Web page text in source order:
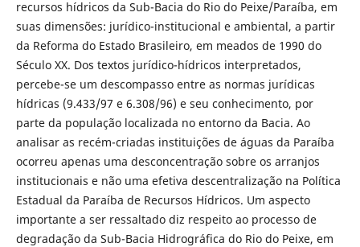
recursos hídricos da Sub-Bacia do Rio do Peixe/Paraíba, em
suas dimensões: jurídico-institucional e ambiental, a partir
da Reforma do Estado Brasileiro, em meados de 1990 do
Século XX. Dos textos jurídico-hídricos interpretados,
percebe-se um descompasso entre as normas jurídicas
hídricas (9.433/97 e 6.308/96) e seu conhecimento, por
parte da população localizada no entorno da Bacia. Ao
analisar as recém-criadas instituições de águas da Paraíba
ocorreu apenas uma desconcentração sobre os arranjos
institucionais e não uma efetiva descentralização na Política
Estadual da Paraíba de Recursos Hídricos. Um aspecto
importante a ser ressaltado diz respeito ao processo de
degradação da Sub-Bacia Hidrográfica do Rio do Peixe, em